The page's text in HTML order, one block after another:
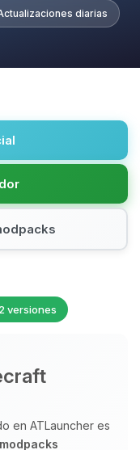
diarias
versiones
en ATLauncher es
modpacks